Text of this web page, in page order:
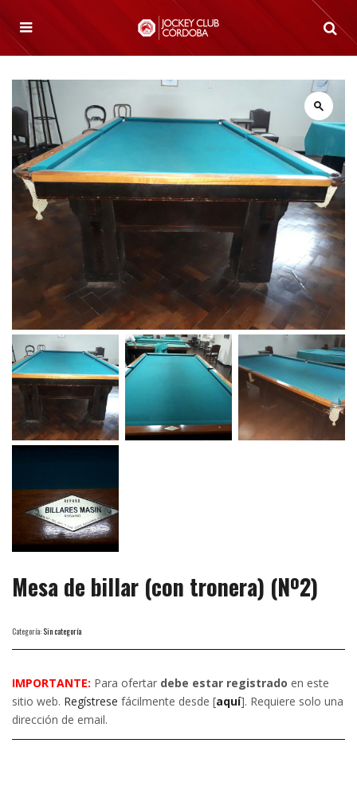
Mesa de billar (con tronera) (Nº2)
IMPORTANTE: Para ofertar debe estar registrado en este
sitio web. Regístrese fácilmente desde [aquí]. Requiere solo una
dirección de email.
Categoría: Sin categoría